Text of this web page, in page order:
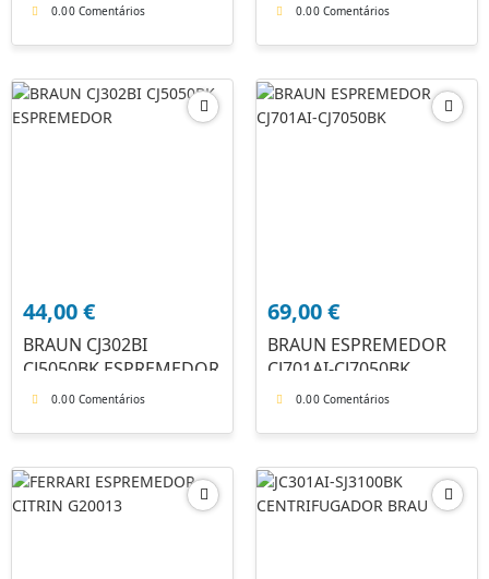
0.00 Comentários 0.00 Comentários
44,00€
BRAUN CJ302BI
CJ5050BK ESPREMEDOR
0.00 Comentários
69,00€
BRAUN ESPREMEDOR
CJ701AI-CJ7050BK
0.00 Comentários